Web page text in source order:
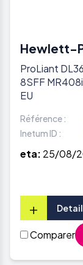
Hewlett-
ProLiant
8SFF
EU
Référence :
Inetum ID :
eta: 25/08/
+ Detail
Comparer